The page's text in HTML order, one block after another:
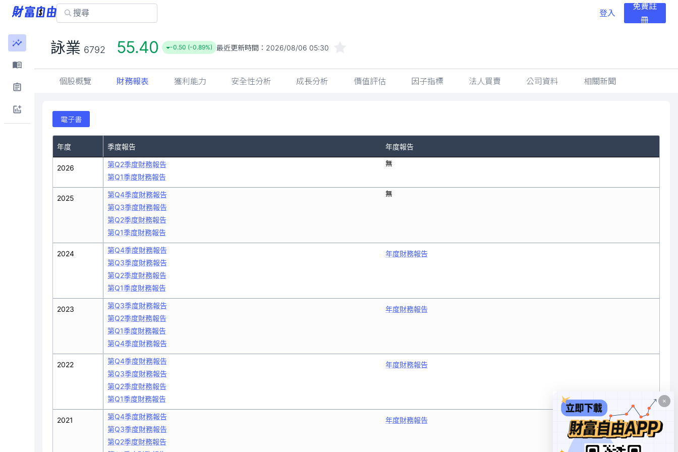
登入
免費註
冊
詠業 6792 55.40 -0.50 (-0.89%) 最近更新時間： 2026/08/06 05:30
個股概覽 財務報表 獲利能力 安全性分析 成長分析 價值評估 因子指標 法人買賣 公司資料 相關新聞
電子書
年度 季度報告 年度報告
2026
2025
2024
2023
2022
2021
第Q2季度財務報告
第Q1季度財務報告
無
第Q4季度財務報告
第Q3季度財務報告
第Q2季度財務報告
第Q1季度財務報告
無
第Q4季度財務報告
第Q3季度財務報告
第Q2季度財務報告
第Q1季度財務報告
年度財務報告
第Q3季度財務報告
第Q2季度財務報告
第Q1季度財務報告
第Q4季度財務報告
年度財務報告
第Q4季度財務報告
第Q3季度財務報告
第Q2季度財務報告
第Q1季度財務報告
年度財務報告
第Q4季度財務報告
第Q3季度財務報告
第Q2季度財務報告
年度財務報告